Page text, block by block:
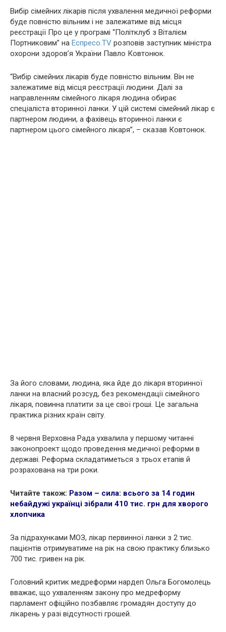
Вибір сімейних лікарів після ухвалення медичної реформи
буде повністю вільним і не залежатиме від місця
реєстрації Про це у програмі “Політклуб з Віталієм
Портниковим” на Еспресо.TV розповів заступник міністра
охорони здоров’я України Павло Ковтонюк.
“Вибір сімейних лікарів буде повністю вільним. Він не
залежатиме від місця реєстрації людини. Далі за
направленням сімейного лікаря людина обирає
спеціаліста вторинної ланки. У цій системі сімейний лікар є
партнером людини, а фахівець вторинної ланки є
партнером цього сімейного лікаря”, – сказав Ковтонюк.
За його словами, людина, яка йде до лікаря вторинної
ланки на власний розсуд, без рекомендації сімейного
лікаря, повинна платити за це свої гроші. Це загальна
практика різних країн світу.
8 червня Верховна Рада ухвалила у першому читанні
законопроект щодо проведення медичної реформи в
державі. Реформа складатиметься з трьох етапів й
розрахована на три роки.
Читайте також: Разом – сила: всього за 14 годин
небайдужі українці зібрали 410 тис. грн для хворого
хлопчика
За підрахунками МОЗ, лікар первинної ланки з 2 тис.
пацієнтів отримуватиме на рік на свою практику близько
700 тис. гривен на рік.
Головний критик медреформи нардеп Ольга Богомолець
вважає, що ухваленням закону про медреформу
парламент офіційно позбавляє громадян доступу до
лікарень у разі відсутності грошей.